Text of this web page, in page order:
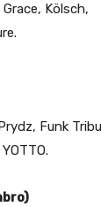
Kölsch,
Funk